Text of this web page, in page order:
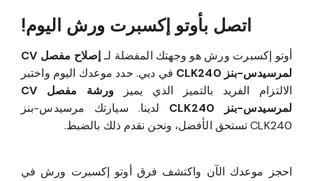
اتصل بأوتو إكسبرت ورش اليوم!
أوتو إكسبرت ورش هو وجهتك المفضلة لـ
إصلاح مفصل CV
لمرسيدس-بنز CLK240
في دبي. حدد موعدك اليوم واختبر
الالتزام الفريد بالتميز الذي يميز
ورشة مفصل CV
لمرسيدس-بنز CLK240
لدينا. سيارتك مرسيدس-بنز
CLK240 تستحق الأفضل، ونحن نقدم ذلك بالضبط.
احجز موعدك الآن واكتشف فرق أوتو إكسبرت ورش في